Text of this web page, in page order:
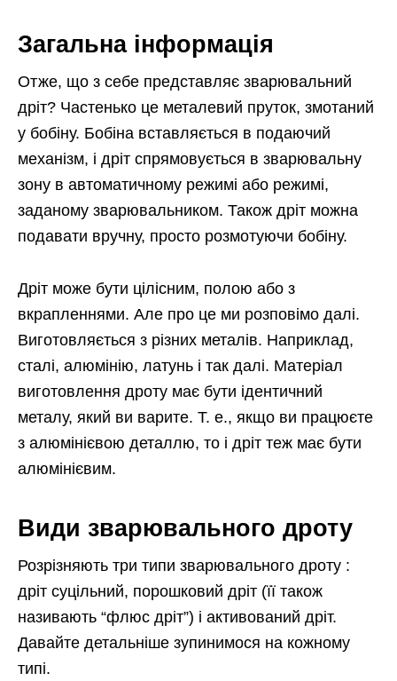
Загальна інформація
Отже, що з себе представляє зварювальний
дріт? Частенько це металевий пруток, змотаний
у бобіну. Бобіна вставляється в подаючий
механізм, і дріт спрямовується в зварювальну
зону в автоматичному режимі або режимі,
заданому зварювальником. Також дріт можна
подавати вручну, просто розмотуючи бобіну.
Дріт може бути цілісним, полою або з
вкрапленнями. Але про це ми розповімо далі.
Виготовляється з різних металів. Наприклад,
сталі, алюмінію, латунь і так далі. Матеріал
виготовлення дроту має бути ідентичний
металу, який ви варите. Т. е., якщо ви працюєте
з алюмінієвою деталлю, то і дріт теж має бути
алюмінієвим.
Види зварювального дроту
Розрізняють три типи зварювального дроту :
дріт суцільний, порошковий дріт (її також
називають “флюс дріт”) і активований дріт.
Давайте детальніше зупинимося на кожному
типі.